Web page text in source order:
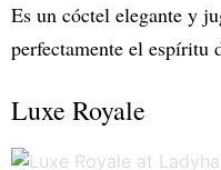
Es un cóctel elegante y
perfectamente el espíritu
Luxe Royale